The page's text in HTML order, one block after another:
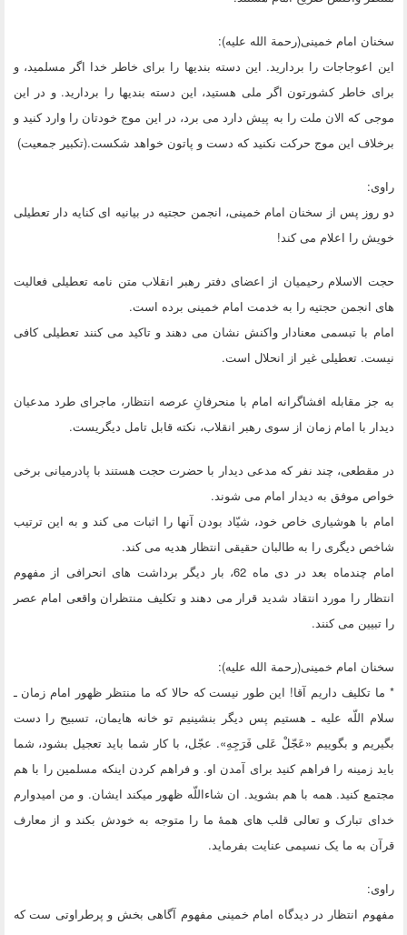
سخنان امام خمینی(رحمة الله علیه):
این اعوجاجات را بردارید. این دسته بندیها را برای خاطر خدا اگر مسلمید، و
برای خاطر کشورتون اگر ملی هستید، این دسته بندیها را بردارید. و در این
موجی که الان ملت را به پیش دارد می برد، در این موج خودتان را وارد کنید و
برخلاف این موج حرکت نکنید که دست و پاتون خواهد شکست.(تکبیر جمعیت)
راوی:
دو روز پس از سخنان امام خمینی، انجمن حجتیه در بیانیه ای کنایه دار تعطیلی
خویش را اعلام می کند!
حجت الاسلام رحیمیان از اعضای دفتر رهبر انقلاب متن نامه تعطیلی فعالیت
های انجمن حجتیه را به خدمت امام خمینی برده است.
امام با تبسمی معنادار واکنش نشان می دهند و تاکید می کنند تعطیلی کافی
نیست. تعطیلی غیر از انحلال است.
به جز مقابله افشاگرانه امام با منحرفانِ عرصه انتظار، ماجرای طرد مدعیان
دیدار با امام زمان از سوی رهبر انقلاب، نکته قابل تامل دیگریست.
در مقطعی، چند نفر که مدعی دیدار با حضرت حجت هستند با پادرمیانی برخی
خواص موفق به دیدار امام می شوند.
امام با هوشیاری خاص خود، شیّاد بودن آنها را اثبات می کند و به این ترتیب
شاخص دیگری را به طالبان حقیقی انتظار هدیه می کند.
امام چندماه بعد در دی ماه 62، بار دیگر برداشت های انحرافی از مفهوم
انتظار را مورد انتقاد شدید قرار می دهند و تکلیف منتظران واقعی امام عصر
را تبیین می کنند.
سخنان امام خمینی(رحمة الله علیه):
* ما تکلیف داریم آقا! این طور نیست که حالا که ما منتظر ظهور امام زمان ـ
سلام اللّه‏ علیه ـ هستیم پس دیگر بنشینیم تو خانه ‏هایمان، تسبیح را دست
بگیریم و بگوییم «عَجّلْ عَلی فَرَجِهِ». عجّل، با کار شما باید تعجیل بشود، شما
باید زمینه را فراهم کنید برای آمدن او. و فراهم کردن اینکه مسلمین را با هم
مجتمع کنید. همه با هم بشوید. ان ‏شاءاللّه‏ ظهور می‏کند ایشان. و من امیدوارم
خدای تبارک و تعالی قلب های همۀ ما را متوجه به خودش بکند و از معارف
قرآن به ما یک نسیمی عنایت بفرماید.
راوی:
مفهوم انتظار در دیدگاه امام خمینی مفهوم آگاهی بخش و پرطراوتی ست که